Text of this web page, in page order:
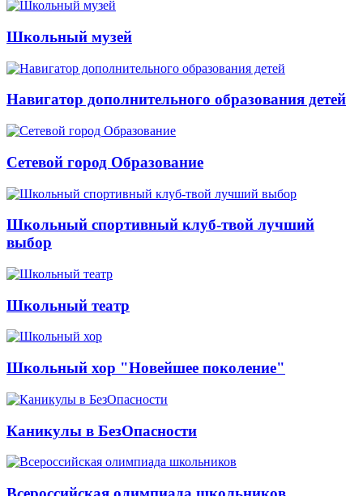
Школьный музей
Навигатор дополнительного образования детей
Сетевой город Образование
Школьный спортивный клуб-твой лучший
выбор
Школьный театр
Школьный хор "Новейшее поколение"
Каникулы в БезОпасности